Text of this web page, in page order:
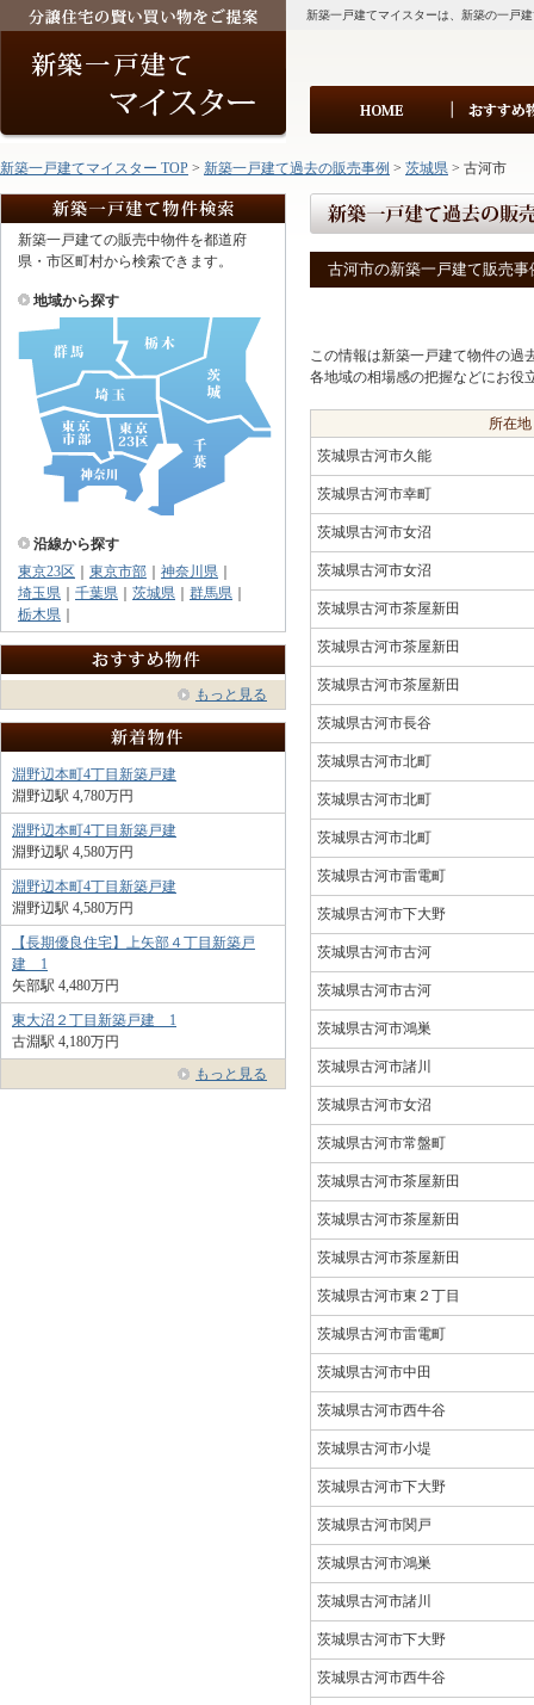
新築一戸建てマイスターは、新築の一戸
新築一戸建てマイスター TOP > 新築一戸建て過去の販売事例 > 茨城県 > 古河市
新築一戸建ての販売中物件を都道府
県・市区町村から検索できます。
地域から探す
沿線から探す
東京23区
東京市部 神奈川県
埼玉県
千葉県 茨城県 群馬県
栃木県
もっと見る
淵野辺本町4丁目新築戸建
淵野辺駅 4,780万円
淵野辺本町4丁目新築戸建
淵野辺駅 4,580万円
淵野辺本町4丁目新築戸建
淵野辺駅 4,580万円
【長期優良住宅】上矢部４丁目新築戸
建 1
矢部駅 4,480万円
東大沼２丁目新築戸建 1
古淵駅 4,180万円
もっと見る
古河市の新築一戸建て販売事
この情報は新築一戸建て物件の過
各地域の相場感の把握などにお役
所在地
茨城県古河市久能
茨城県古河市幸町
茨城県古河市女沼
茨城県古河市女沼
茨城県古河市茶屋新田
茨城県古河市茶屋新田
茨城県古河市茶屋新田
茨城県古河市長谷
茨城県古河市北町
茨城県古河市北町
茨城県古河市北町
茨城県古河市雷電町
茨城県古河市下大野
茨城県古河市古河
茨城県古河市古河
茨城県古河市鴻巣
茨城県古河市諸川
茨城県古河市女沼
茨城県古河市常盤町
茨城県古河市茶屋新田
茨城県古河市茶屋新田
茨城県古河市茶屋新田
茨城県古河市東２丁目
茨城県古河市雷電町
茨城県古河市中田
茨城県古河市西牛谷
茨城県古河市小堤
茨城県古河市下大野
茨城県古河市関戸
茨城県古河市鴻巣
茨城県古河市諸川
茨城県古河市下大野
茨城県古河市西牛谷